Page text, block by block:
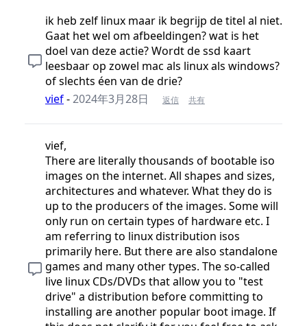
ik heb zelf linux maar ik begrijp de titel al niet.
Gaat het wel om afbeeldingen? wat is het
doel van deze actie? Wordt de ssd kaart
leesbaar op zowel mac als linux als windows?
of slechts éen van de drie?
vief-2024年3月28日 返信 共有
vief,
There are literally thousands of bootable iso
images on the internet. All shapes and sizes,
architectures and whatever. What they do is
up to the producers of the images. Some will
only run on certain types of hardware etc. I
am referring to linux distribution isos
primarily here. But there are also standalone
games and many other types. The so-called
live linux CDs/DVDs that allow you to "test
drive" a distribution before committing to
installing are another popular boot image. If